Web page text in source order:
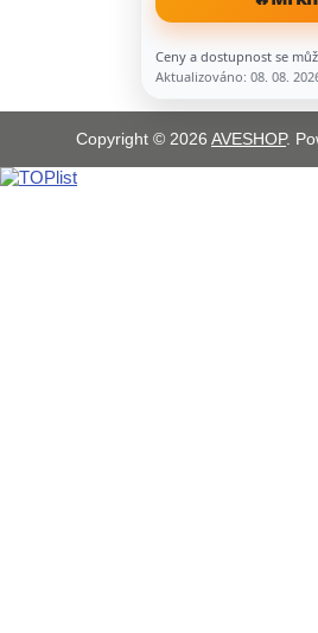
Ceny a dostupnost se
Aktualizováno: 08. 08.
Copyright © 2026 AVESHOP.